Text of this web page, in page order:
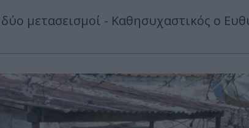
δύο μετασεισμοί - Καθησυχαστικός ο